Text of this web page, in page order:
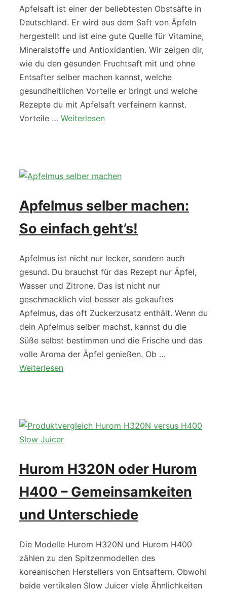
Apfelsaft ist einer der beliebtesten Obstsäfte in
Deutschland. Er wird aus dem Saft von Äpfeln
hergestellt und ist eine gute Quelle für Vitamine,
Mineralstoffe und Antioxidantien. Wir zeigen dir,
wie du den gesunden Fruchtsaft mit und ohne
Entsafter selber machen kannst, welche
gesundheitlichen Vorteile er bringt und welche
Rezepte du mit Apfelsaft verfeinern kannst.
Vorteile … Weiterlesen
Apfelmus selber machen:
So einfach geht’s!
Apfelmus ist nicht nur lecker, sondern auch
gesund. Du brauchst für das Rezept nur Äpfel,
Wasser und Zitrone. Das ist nicht nur
geschmacklich viel besser als gekauftes
Apfelmus, das oft Zuckerzusatz enthält. Wenn du
dein Apfelmus selber machst, kannst du die
Süße selbst bestimmen und die Frische und das
volle Aroma der Äpfel genießen. Ob …
Weiterlesen
Hurom H320N oder Hurom
H400 – Gemeinsamkeiten
und Unterschiede
Die Modelle Hurom H320N und Hurom H400
zählen zu den Spitzenmodellen des
koreanischen Herstellers von Entsaftern. Obwohl
beide vertikalen Slow Juicer viele Ähnlichkeiten